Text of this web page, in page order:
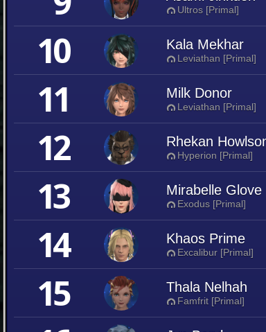
Ultros [Primal]
10 Kala Mekhar
Leviathan [Primal]
11 Milk Donor
Leviathan [Primal]
12 Rhekan
Hyperion [Primal]
13 Mirabelle Glove
Exodus [Primal]
14 Khaos Prime
Excalibur [Primal]
15 Thala Nelhah
Famfrit [Primal]